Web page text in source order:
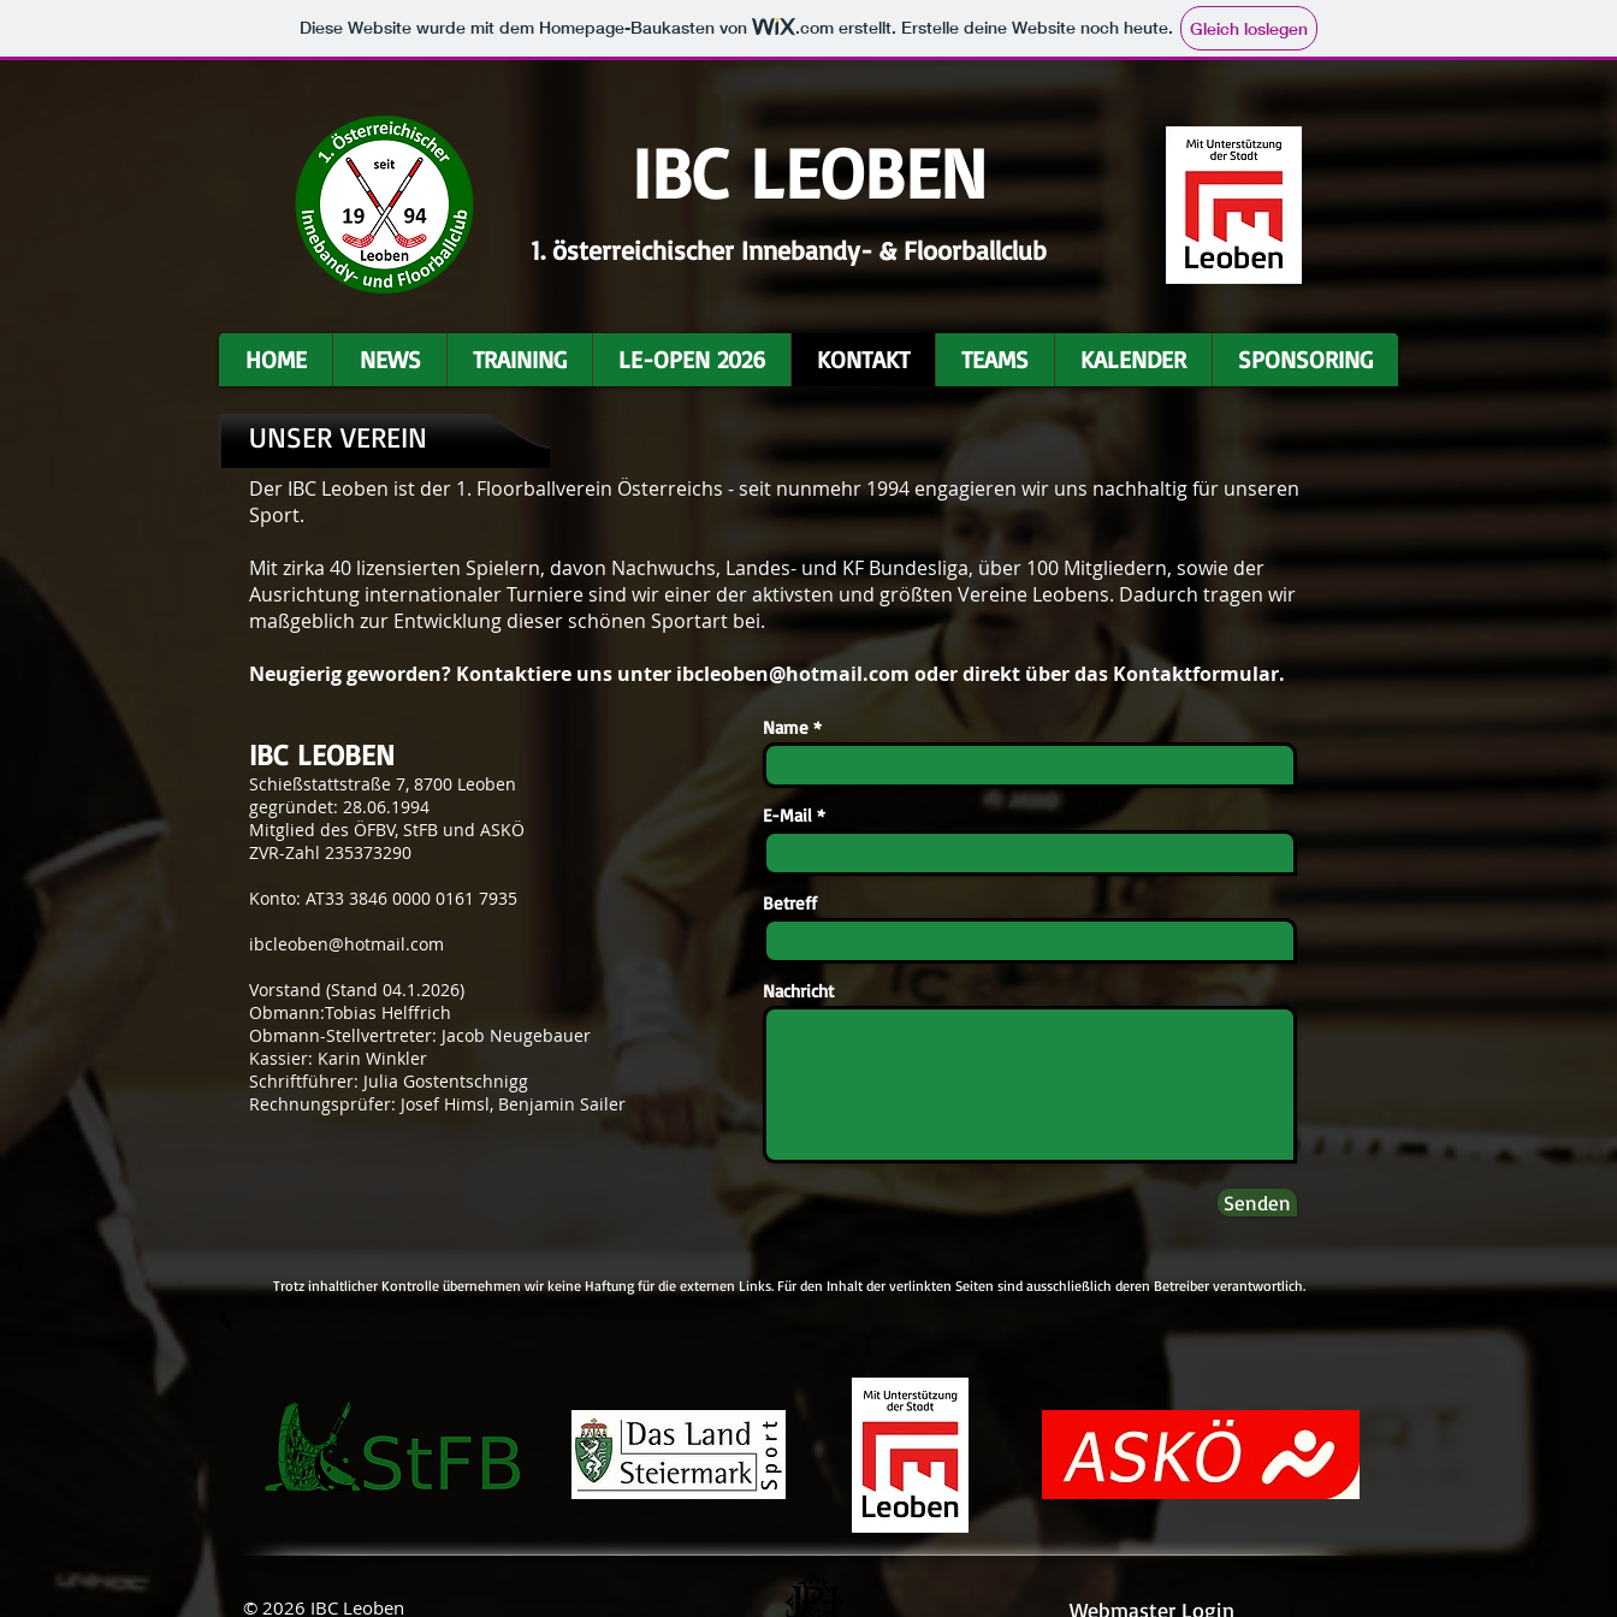
Diese Website wurde mit dem Homepage-Baukasten von .com erstellt. Erstelle deine Website noch heute. Gleich loslegen
IBC LEOBEN
1. österreichischer Innebandy- & Floorballclub
HOME NEWS TRAINING LE-OPEN 2026 KONTAKT TEAMS KALENDER SPONSORING
Der IBC Leoben ist der 1. Floorballverein Österreichs - seit nunmehr 1994 engagieren wir uns nachhaltig für unseren
Sport.
Mit zirka 40 lizensierten Spielern, davon Nachwuchs, Landes- und KF Bundesliga, über 100 Mitgliedern, sowie der
Ausrichtung internationaler Turniere sind wir einer der aktivsten und größten Vereine Leobens. Dadurch tragen wir
maßgeblich zur Entwicklung dieser schönen Sportart bei.
Neugierig geworden? Kontaktiere uns unter ibcleoben@hotmail.com oder direkt über das Kontaktformular.
IBC LEOBEN
Schießstattstraße 7, 8700 Leoben
gegründet: 28.06.1994
Mitglied des ÖFBV, StFB und ASKÖ
ZVR-Zahl 235373290
Konto: AT33 3846 0000 0161 7935
ibcleoben@hotmail.com
Vorstand (Stand 04.1.2026)
Obmann:Tobias Helffrich
Obmann-Stellvertreter: Jacob Neugebauer
Kassier: Karin Winkler
Schriftführer: Julia Gostentschnigg
Rechnungsprüfer: Josef Himsl, Benjamin Sailer
Name
E-Mail
Betreff
Nachricht
Senden
Trotz inhaltlicher Kontrolle übernehmen wir keine Haftung für die externen Links. Für den Inhalt der verlinkten Seiten sind ausschließlich deren Betreiber verantwortlich.
UNSER VEREIN
© 2026 IBC Leoben Webmaster Login